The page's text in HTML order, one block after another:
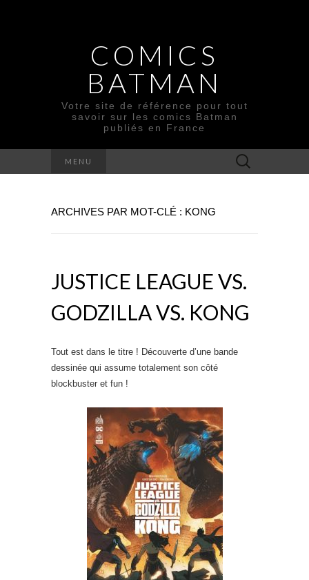
COMICS
BATMAN
Votre site de référence pour tout
savoir sur les comics Batman
publiés en France
MENU Rechercher :
ARCHIVES PAR MOT-CLÉ : KONG
JUSTICE LEAGUE VS.
GODZILLA VS. KONG
Tout est dans le titre ! Découverte d’une bande
dessinée qui assume totalement son côté
blockbuster et fun !